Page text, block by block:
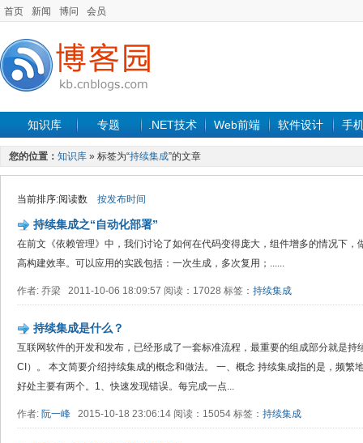
首页 新闻 博问 会员
知识库 专题 .NET技术 Web前端 软件设计 手
您的位置： 知识库 » 标签为“持续集成”的文章
当前排序:阅读数 按发布时间
持续集成之“自动化部署”
在前文《依赖管理》中，我们讨论了如何在代码变得庞大，组件增多的情况下
高构建效率。可以应用的实践包括：一次生成，多次复用；......
作者: 乔梁 2011-10-06 18:09:57 阅读：17028 标签： 持续集成
持续集成是什么？
互联网软件的开发和发布，已经形成了一套标准流程，最重要的组成部分就是
CI）。 本文简要介绍持续集成的概念和做法。 一、概念 持续集成指的是，频繁
好处主要有两个。1、快速发现错误。每完成一点...
作者: 阮一峰 2015-10-18 23:06:14 阅读：15054 标签： 持续集成